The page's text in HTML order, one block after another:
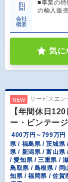
会社
概要
■事業の
の輸入販
気に
NEW サービスエン
【年間休日
ー・ビンテー
400万円～799万円
県 / 福島県 / 茨城県
県 / 新潟県 / 富山県
/ 愛知県 / 三重県 /
鳥取県 / 島根県 / 岡
知県 / 福岡県 / 佐賀